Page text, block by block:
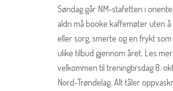
Søndag går NM-stafetten i
aldri må booke kaffemøter uten
eller sorg, smerte og en frykt
ulike tilbud gjennom året. Les
velkommen til treningtirsdag 8.
Nord-Trøndelag. Alt tåler